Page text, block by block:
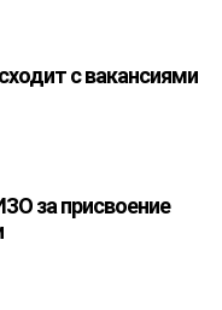
с вакансиями
за присвоение